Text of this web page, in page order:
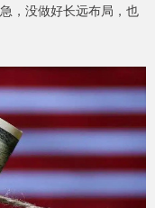
，没做好长远布局，也